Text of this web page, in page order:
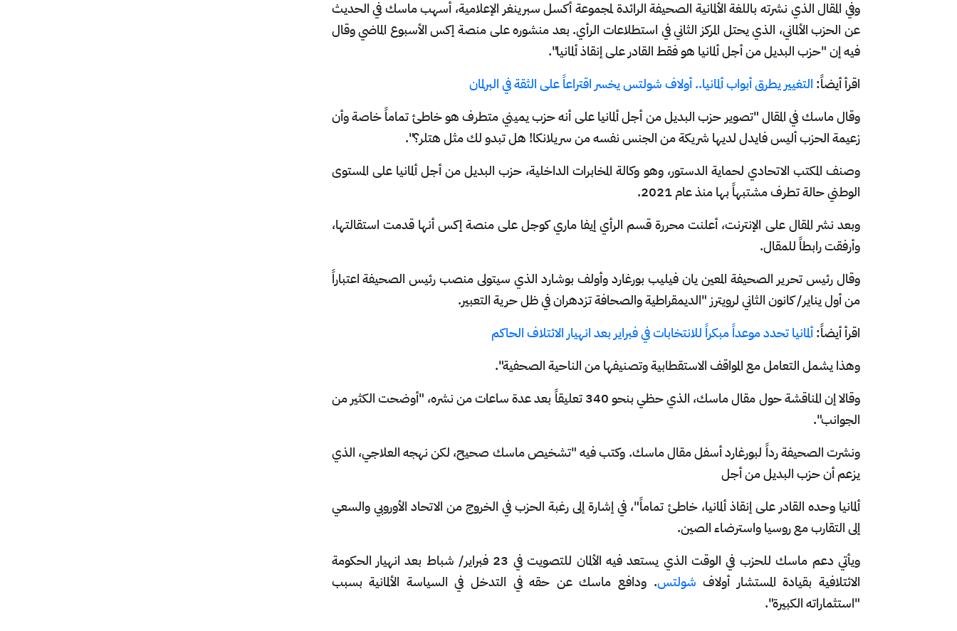
وفي المقال الذي نشرته باللغة الألمانية الصحيفة الرائدة لمجموعة أكسل سبرينغر الإعلامية، أسهب ماسك في الحديث
عن الحزب الألماني، الذي يحتل المركز الثاني في استطلاعات الرأي. بعد منشوره على منصة إكس الأسبوع الماضي وقال
فيه إن "حزب البديل من أجل ألمانيا هو فقط القادر على إنقاذ ألمانيا".
اقرأ أيضاً: التغيير يطرق أبواب ألمانيا.. أولاف شولتس يخسر اقتراعاً على الثقة في البرلمان
وقال ماسك في المقال "تصوير حزب البديل من أجل ألمانيا على أنه حزب يميني متطرف هو خاطئ تماماً خاصة وأن
زعيمة الحزب أليس فايدل لديها شريكة من الجنس نفسه من سريلانكا! هل تبدو لك مثل هتلر؟".
وصنف المكتب الاتحادي لحماية الدستور، وهو وكالة المخابرات الداخلية، حزب البديل من أجل ألمانيا على المستوى
الوطني حالة تطرف مشتبهاً بها منذ عام 2021.
وبعد نشر المقال على الإنترنت، أعلنت محررة قسم الرأي إيفا ماري كوجل على منصة إكس أنها قدمت استقالتها،
وأرفقت رابطاً للمقال.
وقال رئيس تحرير الصحيفة المعين يان فيليب بورغارد وأولف بوشارد الذي سيتولى منصب رئيس الصحيفة اعتباراً
من أول يناير/ كانون الثاني لرويترز "الديمقراطية والصحافة تزدهران في ظل حرية التعبير.
اقرأ أيضاً:ألمانيا تحدد موعداً مبكراً للانتخابات في فبراير بعد انهيار الائتلاف الحاكم
وهذا يشمل التعامل مع المواقف الاستقطابية وتصنيفها من الناحية الصحفية".
وقالا إن المناقشة حول مقال ماسك، الذي حظي بنحو 340 تعليقاً بعد عدة ساعات من نشره، "أوضحت الكثير من
الجوانب".
ونشرت الصحيفة رداً لبورغارد أسفل مقال ماسك. وكتب فيه "تشخيص ماسك صحيح، لكن نهجه العلاجي، الذي
يزعم أن حزب البديل من أجل
ألمانيا وحده القادر على إنقاذ ألمانيا، خاطئ تماماً"، في إشارة إلى رغبة الحزب في الخروج من الاتحاد الأوروبي والسعي
إلى التقارب مع روسيا واسترضاء الصين.
ويأتي دعم ماسك للحزب في الوقت الذي يستعد فيه الألمان للتصويت في 23 فبراير/ شباط بعد انهيار الحكومة
الائتلافية بقيادة المستشار أولاف شولتس. ودافع ماسك عن حقه في التدخل في السياسة الألمانية بسبب
"استثماراته الكبيرة".